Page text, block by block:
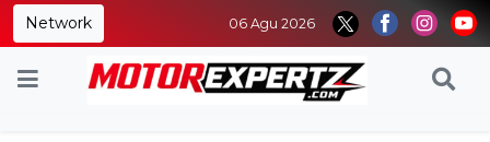
Network 06 Agu 2026